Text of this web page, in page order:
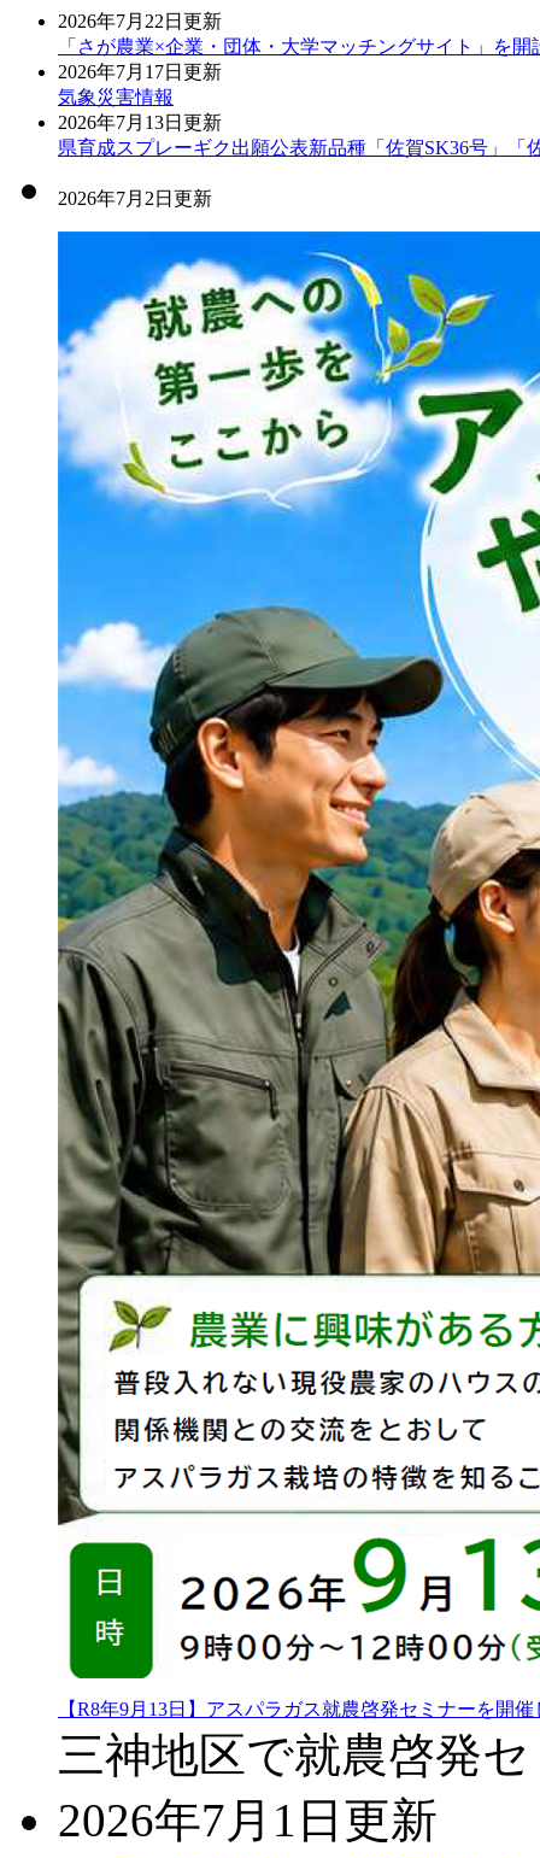
2026年7月22日更新
「さが農業×企業・団体・大学マッチングサイト」を開
2026年7月17日更新
気象災害情報
2026年7月13日更新
県育成スプレーギク出願公表新品種「佐賀SK36号」「
2026年7月2日更新
【R8年9月13日】アスパラガス就農啓発セミナーを開
三神地区で就農啓発
2026年7月1日更新